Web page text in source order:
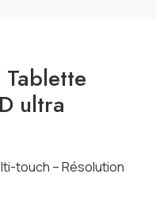
Tablette
ultra
touch – Résolution